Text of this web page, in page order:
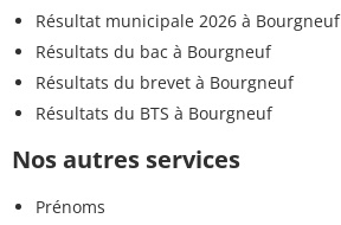
Résultat municipale 2026 à Bourgneuf
Résultats du bac à Bourgneuf
Résultats du brevet à Bourgneuf
Résultats du BTS à Bourgneuf
Nos autres services
Prénoms